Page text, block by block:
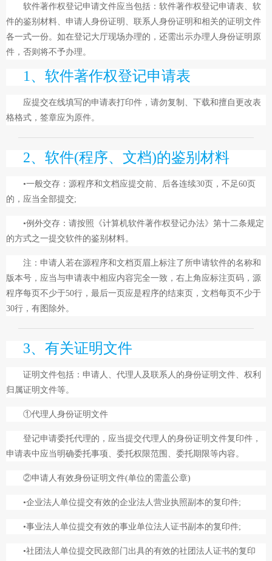
软件著作权登记申请文件应当包括：软件著作权登记申请表、软
件的鉴别材料、申请人身份证明、联系人身份证明和相关的证明文件
各一式一份。如在登记大厅现场办理的，还需出示办理人身份证明原
件，否则将不予办理。
1、软件著作权登记申请表
应提交在线填写的申请表打印件，请勿复制、下载和擅自更改表
格格式，签章应为原件。
2、软件(程序、文档)的鉴别材料
•一般交存：源程序和文档应提交前、后各连续30页，不足60页
的，应当全部提交;
•例外交存：请按照《计算机软件著作权登记办法》第十二条规定
的方式之一提交软件的鉴别材料。
注：申请人若在源程序和文档页眉上标注了所申请软件的名称和
版本号，应当与申请表中相应内容完全一致，右上角应标注页码，源
程序每页不少于50行，最后一页应是程序的结束页，文档每页不少于
30行，有图除外。
3、有关证明文件
证明文件包括：申请人、代理人及联系人的身份证明文件、权利
归属证明文件等。
①代理人身份证明文件
登记申请委托代理的，应当提交代理人的身份证明文件复印件，
申请表中应当明确委托事项、委托权限范围、委托期限等内容。
②申请人有效身份证明文件(单位的需盖公章)
•企业法人单位提交有效的企业法人营业执照副本的复印件;
•事业法人单位提交有效的事业单位法人证书副本的复印件;
•社团法人单位提交民政部门出具的有效的社团法人证书的复印